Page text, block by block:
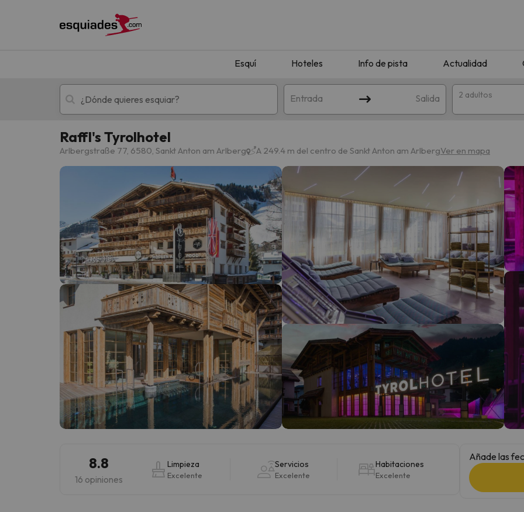
Esquí Hoteles Info de pista Actualidad
Entrada Salida 2 adultos
Esquí Escapadas
¡Vaya! No hemos encontrado ningún resultado que coincida con tu búsqueda. Prueba a modificar el destino.
¡Vaya! Parece que nuestro buscador ha perdido el norte. En cuanto encuentre su brújula vuelve.
Raffl's Tyrolhotel
Arlbergstraße 77, 6580, Sankt Anton am Arlberg A 249.4 m del centro de Sankt Anton am ArlbergVer en mapa
8.8
16 opiniones
Limpieza
Excelente
Servicios
Excelente
Habitaciones
Excelente
Añade las